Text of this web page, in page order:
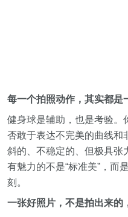
每一个拍照动作，其实都是
健身球是辅助，也是考验。
否敢于表达不完美的曲线和
斜的、不稳定的、但极具张
有魅力的不是“标准美”，而
刻。
一张好照片，不是拍出来的